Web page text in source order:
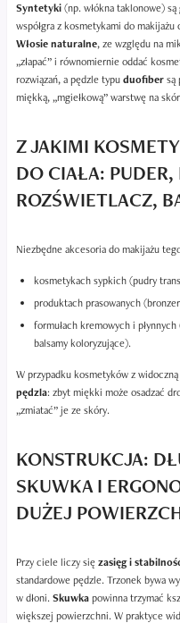
Syntetyki(np. włókna taklonowe)
współgra z kosmetykami do makijażu
Włosie naturalne, ze względu na
„złapać” i równomiernie oddać
rozwiązań, a pędzle typuduofibersą
miękką, „mgiełkową” warstwę na
Z JAKIMI
DO CIAŁA: PUDER,
ROZŚWIETLACZ,
Niezbędne akcesoria do makijażu
kosmetykach sypkich (pudry
produktach prasowanych
formułach kremowych i
balsamy koloryzujące).
W przypadku kosmetyków z widoczną
pędzla: zbyt miękki może osadzać
„zmiatać” je ze skóry.
KONSTRUKCJA:
SKUWKA I
DUŻEJ
Przy ciele liczy sięzasięg i
standardowe pędzle. Trzonek bywa
w dłoni. Skuwkapowinna trzymać
większej powierzchni. W praktyce